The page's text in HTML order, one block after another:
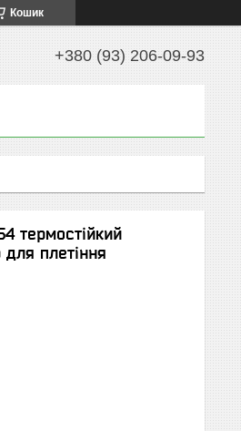
Кошик
+380 (93) 206-09-93
термостійкий
плетіння